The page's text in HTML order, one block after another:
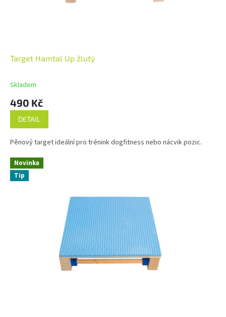
Target Hamtal Up žlutý
Skladem
490 Kč
DETAIL
Pěnový target ideální pro trénink dogfitness nebo nácvik pozic.
Novinka
Tip